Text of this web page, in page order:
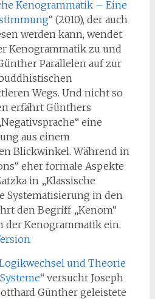
Kenogrammatik – Eine
“ (2010), der auch
werden kann, wendet
Kenogrammatik zu und
Parallelen auf zur
Wegs. Und nicht so
erfährt Günthers
eine
aus einem
Blickwinkel. Während in
eher formale Aspekte
in „Klassische
Systematisierung in den
den Begriff „Kenom“
der Kenogrammatik ein.
und Theorie
“ versucht Joseph
Günther geleistete